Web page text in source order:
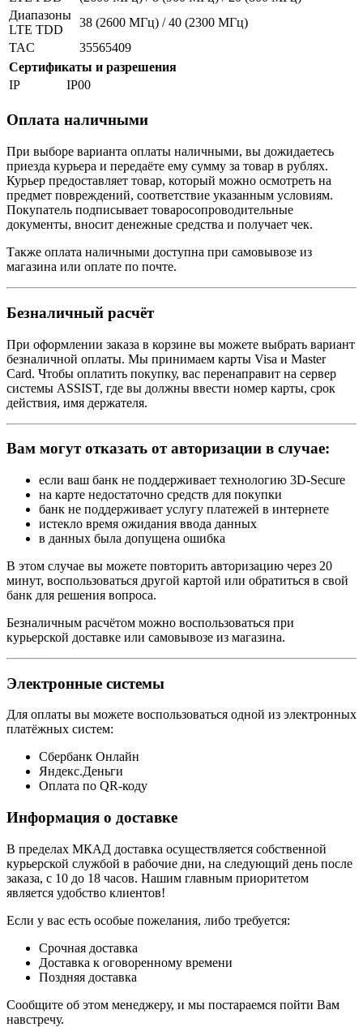
Диапазоны
LTE TDD
38 (2600 МГц) / 40 (2300 МГц)
TAC
35565409
Сертификаты и разрешения
IP
IP00
Оплата наличными
При выборе варианта оплаты наличными, вы дожидаетесь
приезда курьера и передаёте ему сумму за товар в рублях.
Курьер предоставляет товар, который можно осмотреть на
предмет повреждений, соответствие указанным условиям.
Покупатель подписывает товаросопроводительные
документы, вносит денежные средства и получает чек.
Также оплата наличными доступна при самовывозе из
магазина или оплате по почте.
Безналичный расчёт
При оформлении заказа в корзине вы можете выбрать вариант
безналичной оплаты. Мы принимаем карты Visa и Master
Card. Чтобы оплатить покупку, вас перенаправит на сервер
системы ASSIST, где вы должны ввести номер карты, срок
действия, имя держателя.
Вам могут отказать от авторизации в случае:
если ваш банк не поддерживает технологию 3D-Secure
на карте недостаточно средств для покупки
банк не поддерживает услугу платежей в интернете
истекло время ожидания ввода данных
в данных была допущена ошибка
В этом случае вы можете повторить авторизацию через 20
минут, воспользоваться другой картой или обратиться в свой
банк для решения вопроса.
Безналичным расчётом можно воспользоваться при
курьерской доставке или самовывозе из магазина.
Электронные системы
Для оплаты вы можете воспользоваться одной из электронных
платёжных систем:
Сбербанк Онлайн
Яндекс.Деньги
Оплата по QR-коду
Информация о доставке
В пределах МКАД доставка осуществляется собственной
курьерской службой в рабочие дни, на следующий день после
заказа, с 10 до 18 часов. Нашим главным приоритетом
является удобство клиентов!
Если у вас есть особые пожелания, либо требуется:
Срочная доставка
Доставка к оговоренному времени
Поздняя доставка
Сообщите об этом менеджеру, и мы постараемся пойти Вам
навстречу.